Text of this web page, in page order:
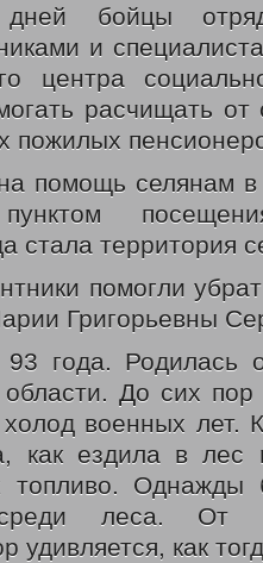
МАТЕРЯМ
И ЧЛЕНАМ ИХ СЕМЕЙ И
НАСЕЛЕНИЯ
ВЫДАЧА СПРАВОК О
И КОММУНАЛЬНЫХ
ДЕНЕЖНЫЕ
ГАЗА
ИНТЕРНЕТ
РАБОТНИКА
ДЕНЬ
ДЕТСКИЙ ТЕЛЕФОН ДОВЕРИЯ
ПОЖАРНАЯ БЕЗОПАСНОСТЬ
бойцы
и
центра
расчищать
пожилых
помощь селянам в
посещения
стала территория
помогли
Григорьевны
93 года.
области. До сих
военных лет.
как ездила в лес
топливо. Однажды
леса. От
удивляется, как